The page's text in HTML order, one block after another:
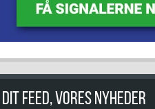
DIT FEED, VORES NYHEDER